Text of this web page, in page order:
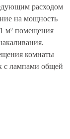
расходом
на мощность
м² помещения
комнаты
с лампами общей